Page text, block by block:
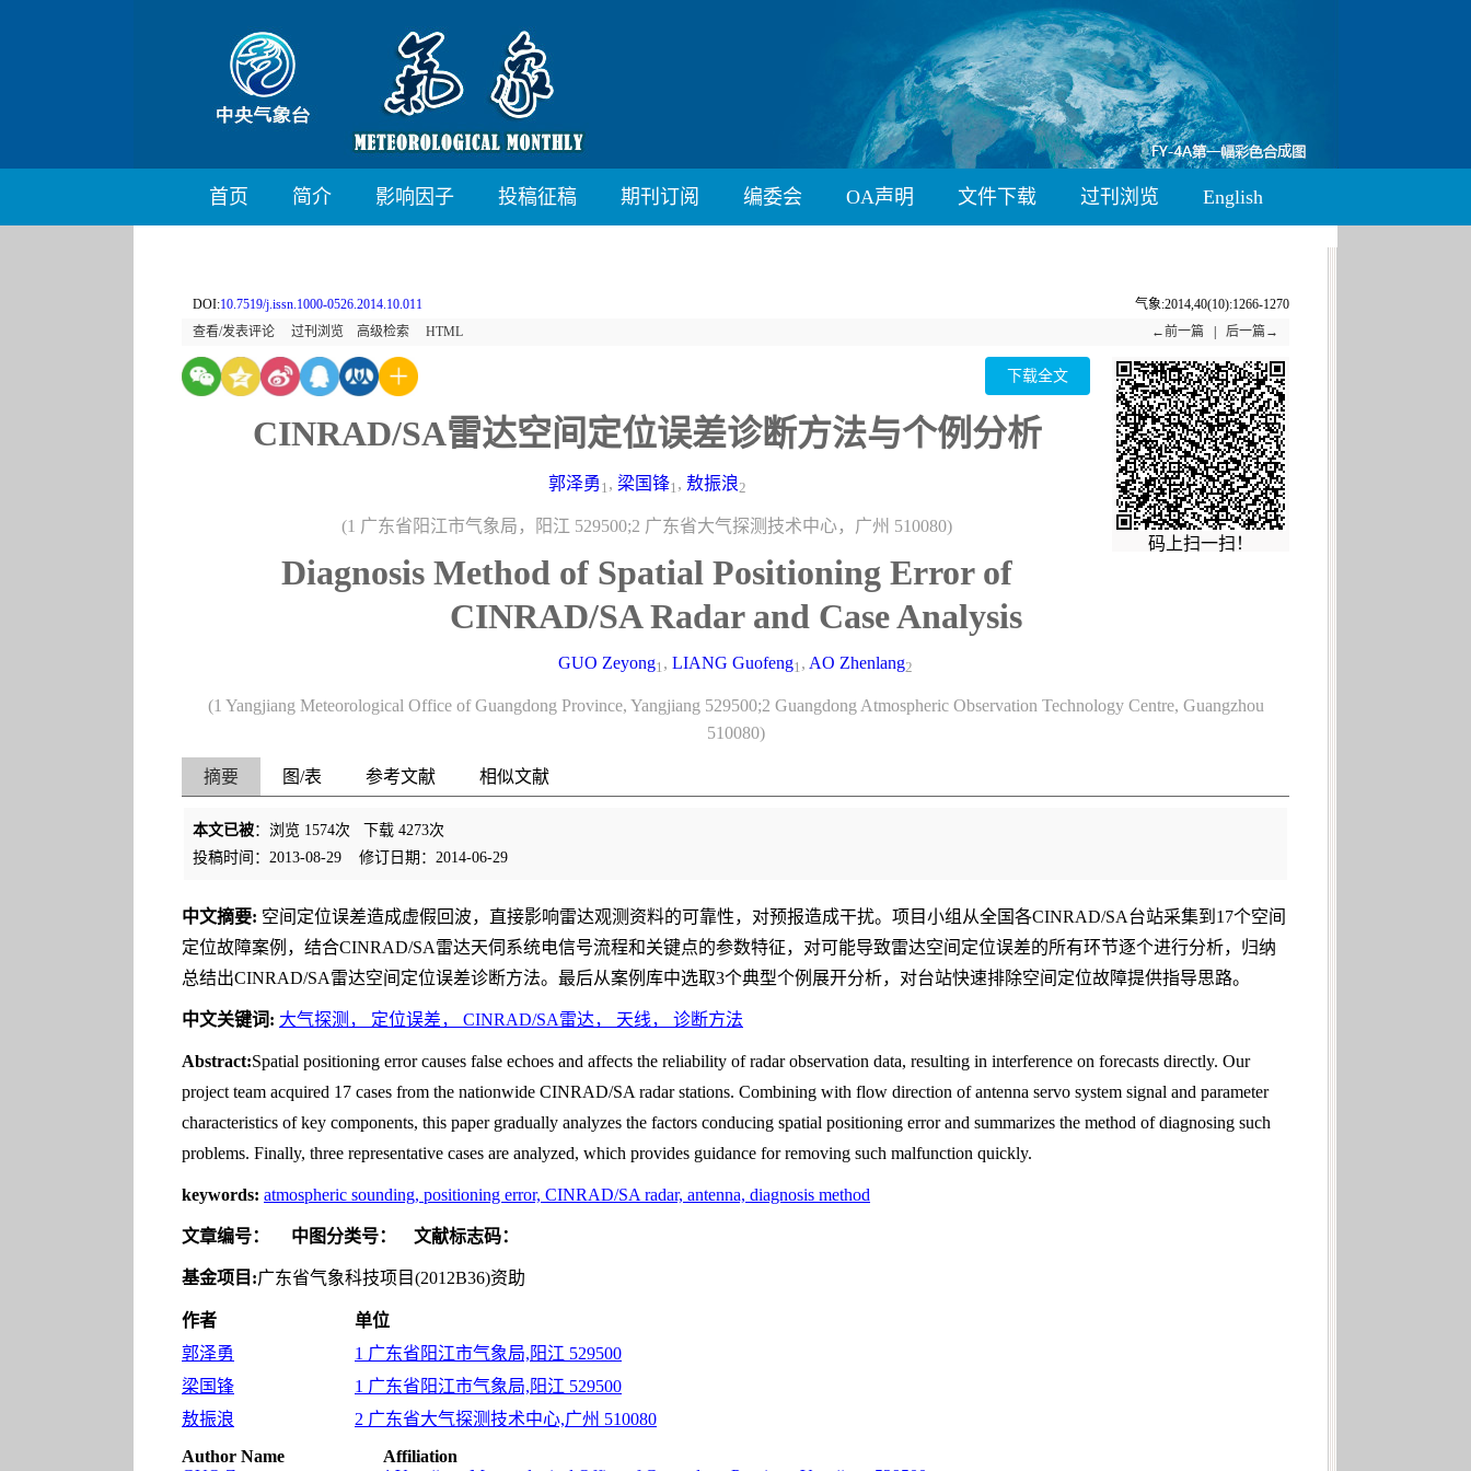
首页 简介 影响因子 投稿征稿 期刊订阅 编委会 OA声明 文件下载 过刊浏览 English
DOI:10.7519/j.issn.1000-0526.2014.10.011
气象:2014,40(10):1266-1270
查看/发表评论
过刊浏览 高级检索 HTML ←前一篇 后一篇→
码上扫一扫！
下载全文
CINRAD/SA雷达空间定位误差诊断方法与个例分析
郭泽勇 1, 梁国锋1, 敖振浪2
(1 广东省阳江市气象局，阳江 529500;2 广东省大气探测技术中心，广州 510080)
Diagnosis Method of Spatial Positioning Error of
CINRAD/SA Radar and Case Analysis
GUO Zeyong1, LIANG Guofeng1, AO Zhenlang2
(1 Yangjiang Meteorological Office of Guangdong Province, Yangjiang 529500;2 Guangdong Atmospheric Observation Technology Centre, Guangzhou
510080)
摘要 图/表 参考文献 相似文献
本文已被：浏览 1574次 下载 4273次
投稿时间：2013-08-29
修订日期：2014-06-29
中文摘要: 空间定位误差造成虚假回波，直接影响雷达观测资料的可靠性，对预报造成干扰。项目小组从全国各CINRAD/SA台站采集到17个空间
定位故障案例，结合CINRAD/SA雷达天伺系统电信号流程和关键点的参数特征，对可能导致雷达空间定位误差的所有环节逐个进行分析，归纳
总结出CINRAD/SA雷达空间定位误差诊断方法。最后从案例库中选取3个典型个例展开分析，对台站快速排除空间定位故障提供指导思路。
中文关键词: 大气探测， 定位误差， CINRAD/SA雷达， 天线， 诊断方法
Abstract:Spatial positioning error causes false echoes and affects the reliability of radar observation data, resulting in interference on forecasts directly. Our
project team acquired 17 cases from the nationwide CINRAD/SA radar stations. Combining with flow direction of antenna servo system signal and parameter
characteristics of key components, this paper gradually analyzes the factors conducing spatial positioning error and summarizes the method of diagnosing such
problems. Finally, three representative cases are analyzed, which provides guidance for removing such malfunction quickly.
keywords: atmospheric sounding, positioning error, CINRAD/SA radar, antenna, diagnosis method
文章编号： 中图分类号： 文献标志码：
基金项目:广东省气象科技项目(2012B36)资助
作者
单位
郭泽勇
1 广东省阳江市气象局,阳江 529500
梁国锋
1 广东省阳江市气象局,阳江 529500
敖振浪
2 广东省大气探测技术中心,广州 510080
Author Name
Affiliation